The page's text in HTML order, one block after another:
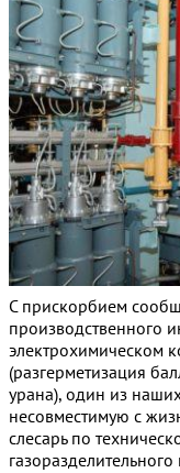
С прискорбием
производственного
электрохимическом
(разгерметизация
урана), один из
несовместимую с
слесарь по